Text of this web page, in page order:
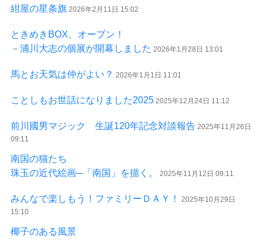
紺屋の星条旗 2026年2月11日 15:02
ときめきBOX、オープン！
－浦川大志の個展が開幕しました 2026年1月28日 13:01
馬とお天気は仲がよい？ 2026年1月1日 11:01
ことしもお世話になりました2025 2025年12月24日 11:12
前川國男マジック 生誕120年記念対談報告 2025年11月26日
09:11
南国の猫たち
珠玉の近代絵画─「南国」を描く。
2025年11月12日 09:11
みんなで楽しもう！ファミリーＤＡＹ！
2025年10月29日
15:10
椰子のある風景